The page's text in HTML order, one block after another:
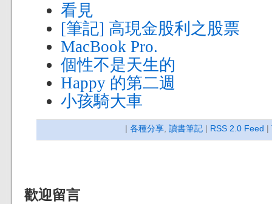
看見
[筆記] 高現金股利之股票
MacBook Pro.
個性不是天生的
Happy 的第二週
小孩騎大車
| 各種分享 讀書筆記 | RSS 2.0 Feed |
歡迎留言